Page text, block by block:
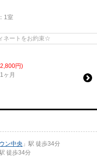
1室
ネートをお約束☆
円)
ヶ月
ン中央 」駅 徒歩34分
徒歩34分